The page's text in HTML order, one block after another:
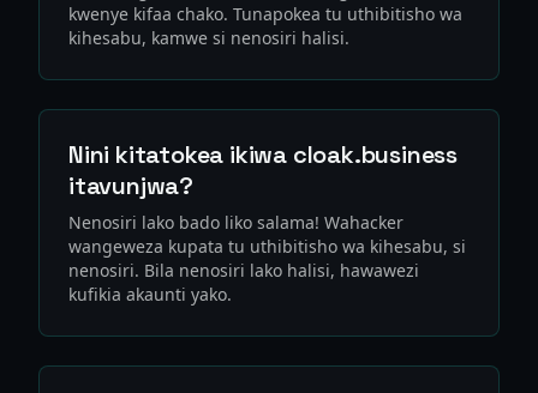
kwenye kifaa chako. Tunapokea tu uthibitisho wa
kihesabu, kamwe si nenosiri halisi.
Nini kitatokea ikiwa cloak.business
itavunjwa?
Nenosiri lako bado liko salama! Wahacker
wangeweza kupata tu uthibitisho wa kihesabu, si
nenosiri. Bila nenosiri lako halisi, hawawezi
kufikia akaunti yako.